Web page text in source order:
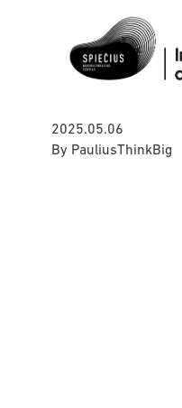
2025.05.06
By PauliusThinkBig